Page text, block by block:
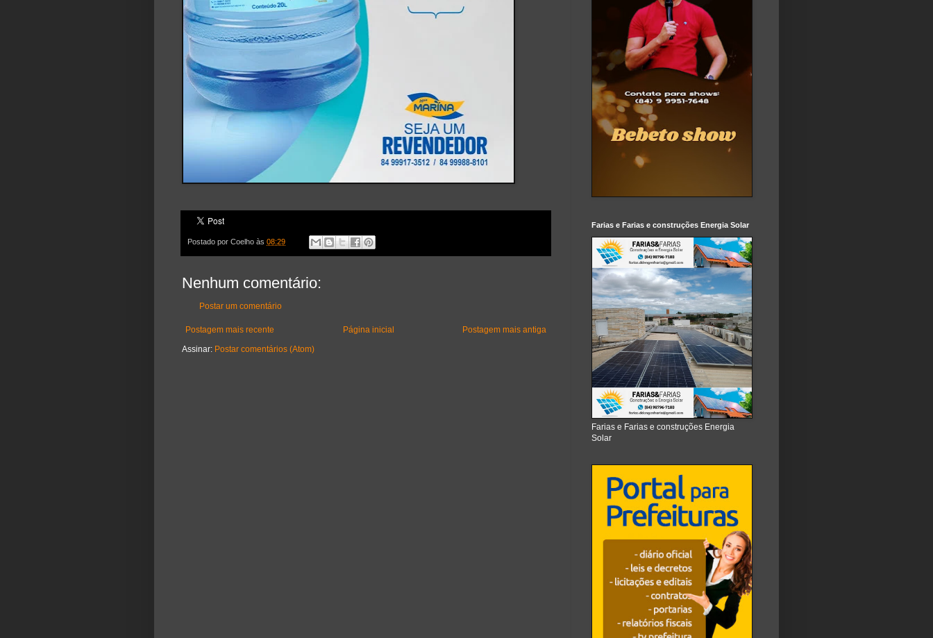
Postado por Coelho às 08:29
Nenhum comentário:
Postar um comentário
Postagem mais recente Postagem mais antiga
Página inicial
Assinar: Postar comentários (Atom)
Farias e Farias e construções Energia Solar
Farias e Farias e construções Energia
Solar